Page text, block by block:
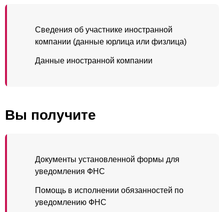
Сведения об участнике иностранной
компании (данные юрлица или физлица)
Данные иностранной компании
Вы получите
Документы установленной формы для
уведомления ФНС
Помощь в исполнении обязанностей по
уведомлению ФНС